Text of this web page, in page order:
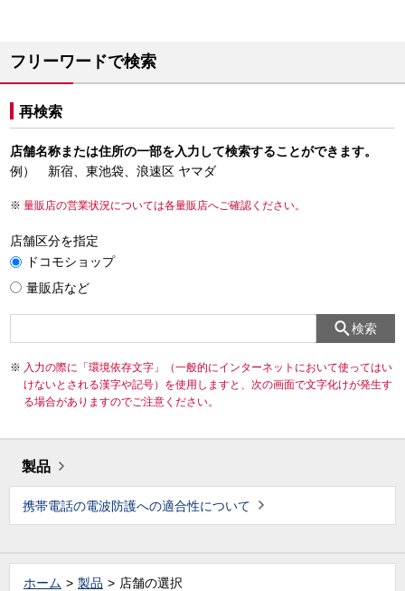
フリーワードで検索
再検索
店舗名称または住所の一部を入力して検索することができます。
例） 新宿、東池袋、浪速区 ヤマダ
量販店の営業状況については各量販店へご確認ください。
店舗区分を指定
ドコモショップ
量販店など
検索
入力の際に「環境依存文字」（一般的にインターネットにおいて使ってはい
けないとされる漢字や記号）を使用しますと、次の画面で文字化けが発生す
る場合がありますのでご注意ください。
製品
携帯電話の電波防護への適合性について
ホーム 製品 店舗の選択